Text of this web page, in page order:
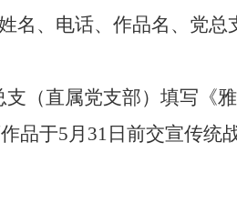
、电话、作品名、党总
支（直属党支部）填写《
品于5月31日前交宣传统